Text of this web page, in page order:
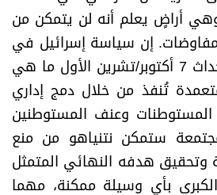
أراضٍ يعلم أنه لن يتمكن من
إن سياسة إسرائيل في
الضفة الغربية بعد أحداث 7 أكتوبر/تشرين الأول ما هي
تُنفذ من خلال دمج إداري
وعنف المستوطنين
ستمكن نتنياهو من منع
وتحقيق هدفه النهائي المتمثل
بأي وسيلة ممكنة، مهما